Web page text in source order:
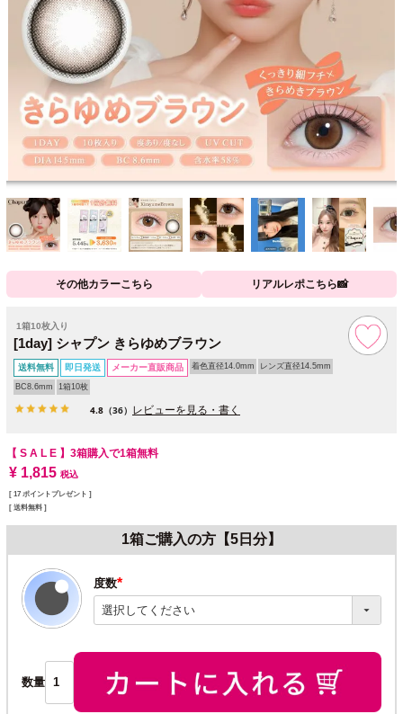
その他カラーこちら リアルレポこちら📸
1箱10枚入り
[1day] シャプン きらゆめブラウン
送料無料 即日発送 メーカー直販商品 着色直径14.0mm レンズ直径14.5mm
BC8.6mm 1箱10枚
4.8 （36） レビューを見る・書く
【 S A L E 】 3箱購入で1箱無料
¥ 1,815 税込
[ 17 ポイントプレゼント ]
送料無料
1箱ご購入の方【5日分】
度数
(必
須)
数量